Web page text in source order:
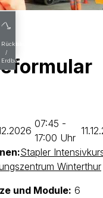
Rückbau
/
Erdbau
07:45 -
17:00 Uhr
Stapler
Winterthur
und Module: 6